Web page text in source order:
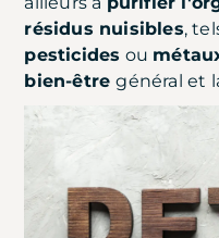
résidus nuisibles,
pesticides ou
bien-êtregénéral et